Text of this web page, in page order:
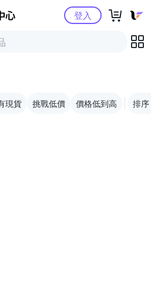
Yahoo購物中心登入
現貨 挑戰低價 價格低到高 排序